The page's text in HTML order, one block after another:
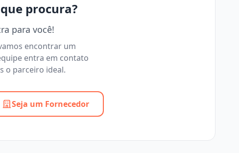
procura?
para você!
encontrar um
entra em contato
o parceiro ideal.
Seja um Fornecedor